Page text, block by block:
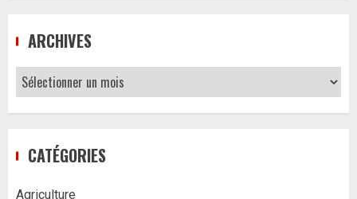
ARCHIVES
Archives
CATÉGORIES
Agriculture